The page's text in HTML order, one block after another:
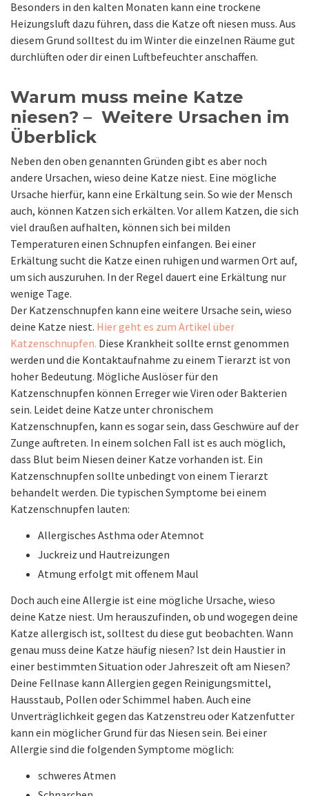
Besonders in den kalten Monaten kann eine trockene
Heizungsluft dazu führen, dass die Katze oft niesen muss. Aus
diesem Grund solltest du im Winter die einzelnen Räume gut
durchlüften oder dir einen Luftbefeuchter anschaffen.
Warum muss meine Katze
niesen? – Weitere Ursachen im
Überblick
Neben den oben genannten Gründen gibt es aber noch
andere Ursachen, wieso deine Katze niest. Eine mögliche
Ursache hierfür, kann eine Erkältung sein. So wie der Mensch
auch, können Katzen sich erkälten. Vor allem Katzen, die sich
viel draußen aufhalten, können sich bei milden
Temperaturen einen Schnupfen einfangen. Bei einer
Erkältung sucht die Katze einen ruhigen und warmen Ort auf,
um sich auszuruhen. In der Regel dauert eine Erkältung nur
wenige Tage.
Der Katzenschnupfen kann eine weitere Ursache sein, wieso
deine Katze niest. Hier geht es zum Artikel über
Katzenschnupfen. Diese Krankheit sollte ernst genommen
werden und die Kontaktaufnahme zu einem Tierarzt ist von
hoher Bedeutung. Mögliche Auslöser für den
Katzenschnupfen können Erreger wie Viren oder Bakterien
sein. Leidet deine Katze unter chronischem
Katzenschnupfen, kann es sogar sein, dass Geschwüre auf der
Zunge auftreten. In einem solchen Fall ist es auch möglich,
dass Blut beim Niesen deiner Katze vorhanden ist. Ein
Katzenschnupfen sollte unbedingt von einem Tierarzt
behandelt werden. Die typischen Symptome bei einem
Katzenschnupfen lauten:
Allergisches Asthma oder Atemnot
Juckreiz und Hautreizungen
Atmung erfolgt mit offenem Maul
Doch auch eine Allergie ist eine mögliche Ursache, wieso
deine Katze niest. Um herauszufinden, ob und wogegen deine
Katze allergisch ist, solltest du diese gut beobachten. Wann
genau muss deine Katze häufig niesen? Ist dein Haustier in
einer bestimmten Situation oder Jahreszeit oft am Niesen?
Deine Fellnase kann Allergien gegen Reinigungsmittel,
Hausstaub, Pollen oder Schimmel haben. Auch eine
Unverträglichkeit gegen das Katzenstreu oder Katzenfutter
kann ein möglicher Grund für das Niesen sein. Bei einer
Allergie sind die folgenden Symptome möglich:
schweres Atmen